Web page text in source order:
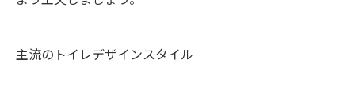
主流のトイレデザインスタイル